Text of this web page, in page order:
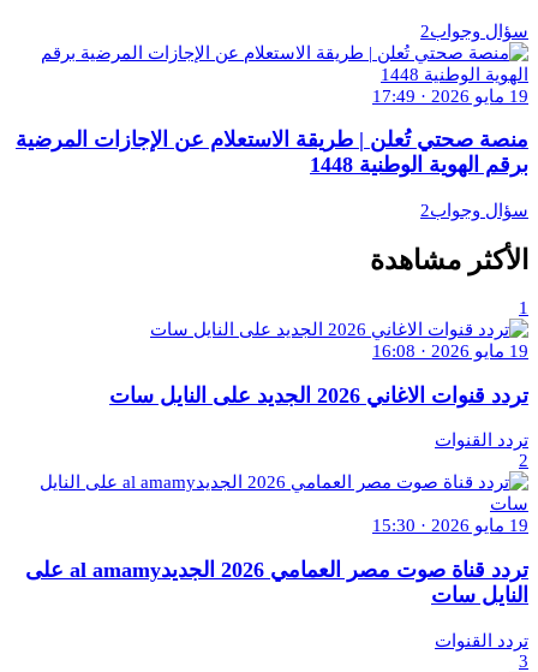
سؤال وجواب2
19 مايو 2026 · 17:49
منصة صحتي تُعلن | طريقة الاستعلام عن الإجازات المرضية
برقم الهوية الوطنية 1448
سؤال وجواب2
الأكثر مشاهدة
1
19 مايو 2026 · 16:08
تردد قنوات الاغاني 2026 الجديد على النايل سات
تردد القنوات
2
19 مايو 2026 · 15:30
تردد قناة صوت مصر العمامي 2026 الجديدal amamy على
النايل سات
تردد القنوات
3